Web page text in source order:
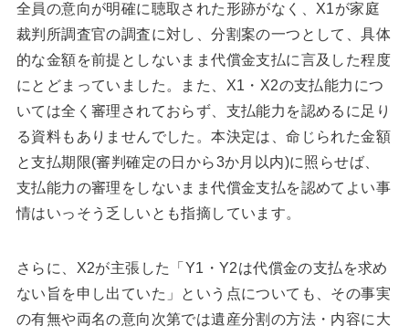
全員の意向が明確に聴取された形跡がなく、X1が家庭
裁判所調査官の調査に対し、分割案の一つとして、具体
的な金額を前提としないまま代償金支払に言及した程度
にとどまっていました。また、X1・X2の支払能力につ
いては全く審理されておらず、支払能力を認めるに足り
る資料もありませんでした。本決定は、命じられた金額
と支払期限(審判確定の日から3か月以内)に照らせば、
支払能力の審理をしないまま代償金支払を認めてよい事
情はいっそう乏しいとも指摘しています。
さらに、X2が主張した「Y1・Y2は代償金の支払を求め
ない旨を申し出ていた」という点についても、その事実
の有無や両名の意向次第では遺産分割の方法・内容に大